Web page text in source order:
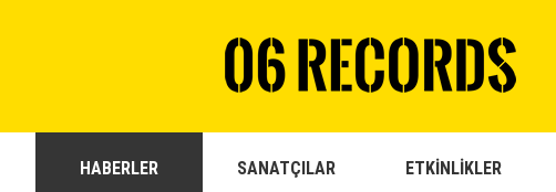
HABERLER SANATÇILAR ETKİNLİKLER